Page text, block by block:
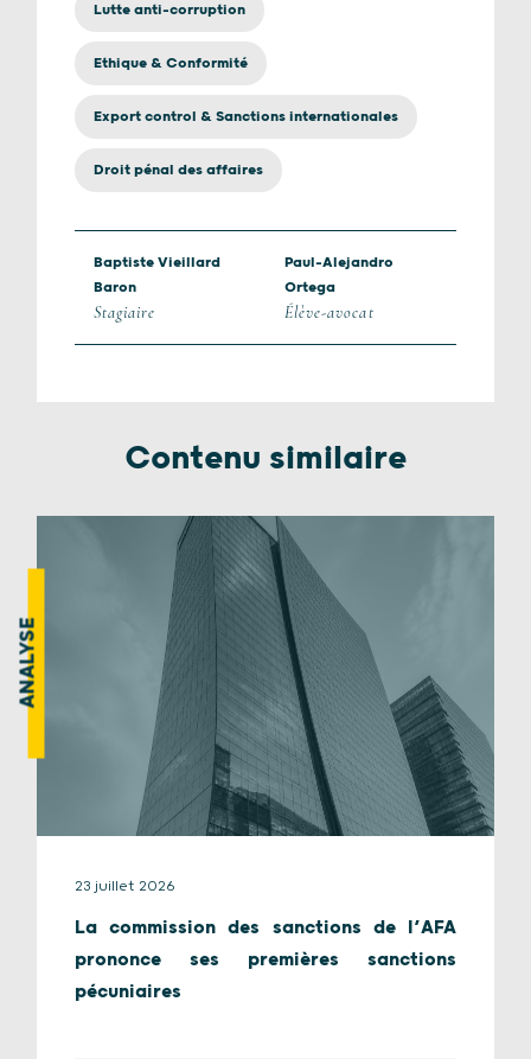
Lutte anti-corruption
Ethique & Conformité
Export control & Sanctions internationales
Droit pénal des affaires
Baptiste Vieillard
Baron
Stagiaire
Paul-Alejandro
Ortega
Élève-avocat
Contenu similaire
ANALYSE
23 juillet 2026
La commission des sanctions de l’AFA
prononce ses premières sanctions
pécuniaires